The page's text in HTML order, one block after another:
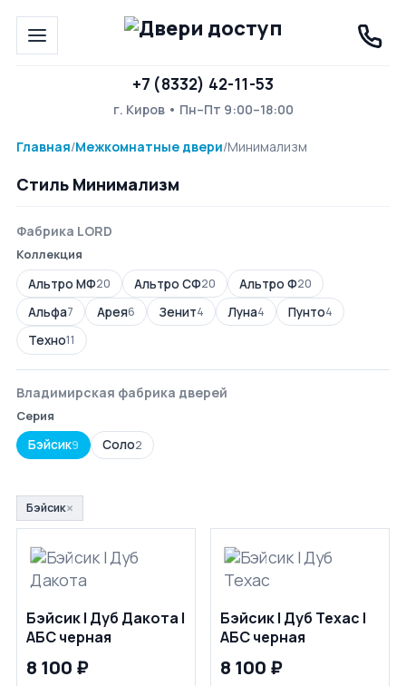
+7 (8332) 42-11-53
г. Киров • Пн–Пт 9:00–18:00
Главная/Межкомнатные двери/Минимализм
Стиль Минимализм
Фабрика LORD
Коллекция
Альтро МФ20 Альтро СФ20 Альтро Ф20
Альфа7 Арея6 Зенит4 Луна4 Пунто4
Техно11
Владимирская фабрика дверей
Серия
Бэйсик9 Соло2
Бэйсик×
Бэйсик | Дуб Дакота |
АБС черная
8 100 ₽
Бэйсик | Дуб Техас |
АБС черная
8 100 ₽